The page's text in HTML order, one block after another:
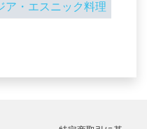
ア・エスニック料理